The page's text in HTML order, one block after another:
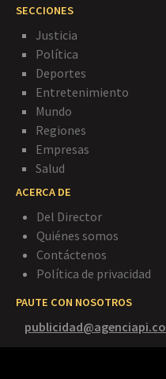
SECCIONES
Justicia
Política
Deportes
Entretenimiento
Mundo
Regiones
Empresas
Salud
ACERCA DE
Del Director
Quiénes somos
Contáctenos
Política de privacidad
PAUTE CON NOSOTROS
publicidad@agenciapi.co